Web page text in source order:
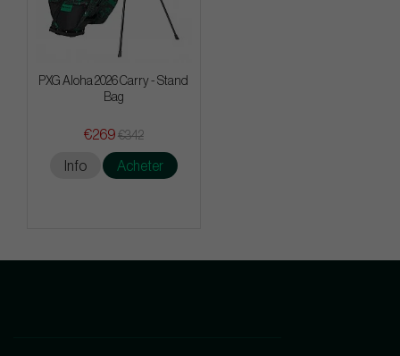
PXG Aloha 2026 Carry - Stand
Bag
€269 €342
Info Acheter